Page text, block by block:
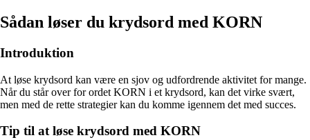
Sådan løser du krydsord med KORN
Introduktion
At løse krydsord kan være en sjov og udfordrende aktivitet for mange.
Når du står over for ordet KORN i et krydsord, kan det virke svært,
men med de rette strategier kan du komme igennem det med succes.
Tip til at løse krydsord med KORN